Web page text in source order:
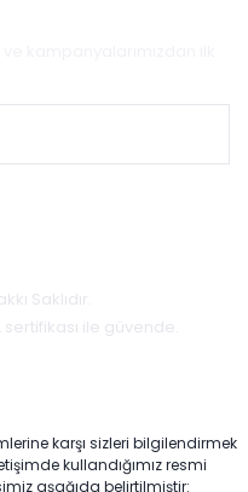
Saklıdır.
ile güvende.
karşı sizleri bilgilendirmek
kullandığımız resmi
aşağıda belirtilmiştir: